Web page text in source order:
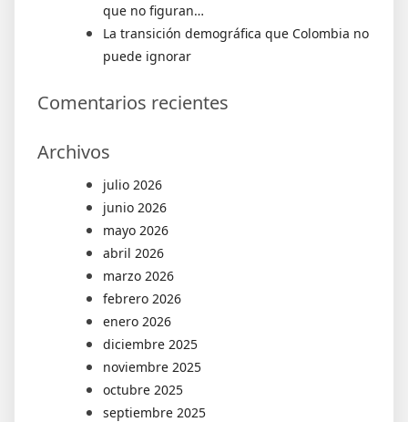
que no figuran…
La transición demográfica que Colombia no
puede ignorar
Comentarios recientes
Archivos
julio 2026
junio 2026
mayo 2026
abril 2026
marzo 2026
febrero 2026
enero 2026
diciembre 2025
noviembre 2025
octubre 2025
septiembre 2025